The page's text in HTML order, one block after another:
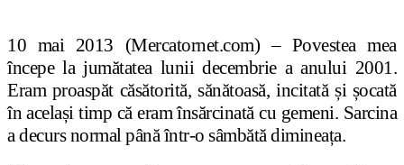
10 mai 2013 (Mercatornet.com) – Povestea mea
începe la jumătatea lunii decembrie a anului 2001.
Eram proaspăt căsătorită, sănătoasă, incitată și șocată
în același timp că eram însărcinată cu gemeni. Sarcina
a decurs normal până într-o sâmbătă dimineața.